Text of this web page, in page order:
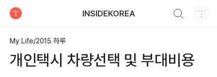
INSIDEKOREA
My Life/2015 하루
개인택시 차량선택 및 부대비용